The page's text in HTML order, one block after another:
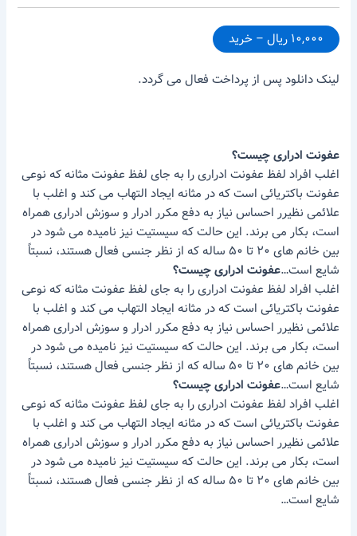
۱۰,۰۰۰ ریال – خرید
لینک دانلود پس از پرداخت فعال می گردد.
عفونت ادراری چیست؟
اغلب افراد لفظ عفونت ادراری را به جای لفظ عفونت مثانه که نوعی
عفونت باکتریائی است که در مثانه ایجاد التهاب می کند و اغلب با
علائمی نظیرر احساس نیاز به دفع مکرر ادرار و سوزش ادراری همراه
است، بکار می برند. این حالت که سیستیت نیز نامیده می شود در
بین خانم های ۲۰ تا ۵۰ ساله که از نظر جنسی فعال هستند، نسبتاً
شایع است…عفونت ادراری چیست؟
اغلب افراد لفظ عفونت ادراری را به جای لفظ عفونت مثانه که نوعی
عفونت باکتریائی است که در مثانه ایجاد التهاب می کند و اغلب با
علائمی نظیرر احساس نیاز به دفع مکرر ادرار و سوزش ادراری همراه
است، بکار می برند. این حالت که سیستیت نیز نامیده می شود در
بین خانم های ۲۰ تا ۵۰ ساله که از نظر جنسی فعال هستند، نسبتاً
شایع است…عفونت ادراری چیست؟
اغلب افراد لفظ عفونت ادراری را به جای لفظ عفونت مثانه که نوعی
عفونت باکتریائی است که در مثانه ایجاد التهاب می کند و اغلب با
علائمی نظیرر احساس نیاز به دفع مکرر ادرار و سوزش ادراری همراه
است، بکار می برند. این حالت که سیستیت نیز نامیده می شود در
بین خانم های ۲۰ تا ۵۰ ساله که از نظر جنسی فعال هستند، نسبتاً
شایع است…